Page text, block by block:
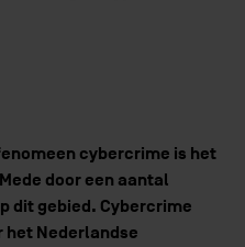
cybercrime is het
door een aantal
dit gebied. Cybercrime
het Nederlandse